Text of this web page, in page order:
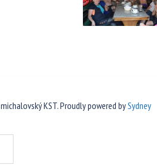
KST. Proudly powered bySydney